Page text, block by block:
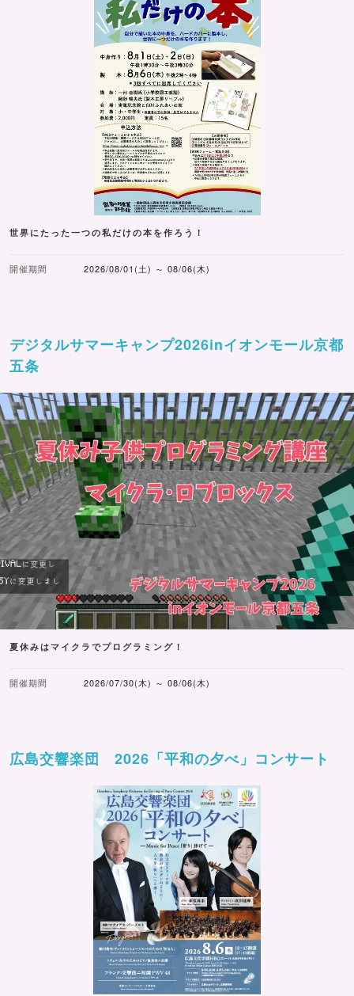
世界にたった一つの私だけの本を作ろう！
開催期間 2026/08/01(土) ～ 08/06(木)
デジタルサマーキャンプ2026inイオンモール京都
五条
夏休みはマイクラでプログラミング！
開催期間 2026/07/30(木) ～ 08/06(木)
広島交響楽団 2026「平和の夕べ」コンサート